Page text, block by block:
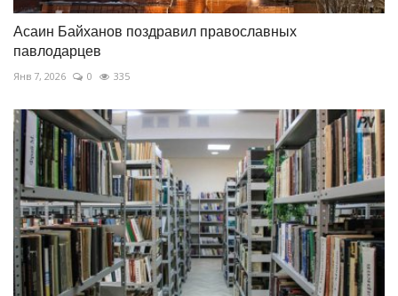
Асаин Байханов поздравил православных
павлодарцев
Янв 7, 2026 0 335